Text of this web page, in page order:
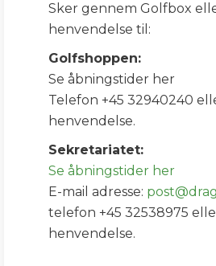
Sker gennem Golfbox
henvendelse til:
Golfshoppen:
Se åbningstider her
Telefon +45 32940240
henvendelse.
Sekretariatet:
Se åbningstider her
E-mail adresse:
telefon +45 32538975
henvendelse.